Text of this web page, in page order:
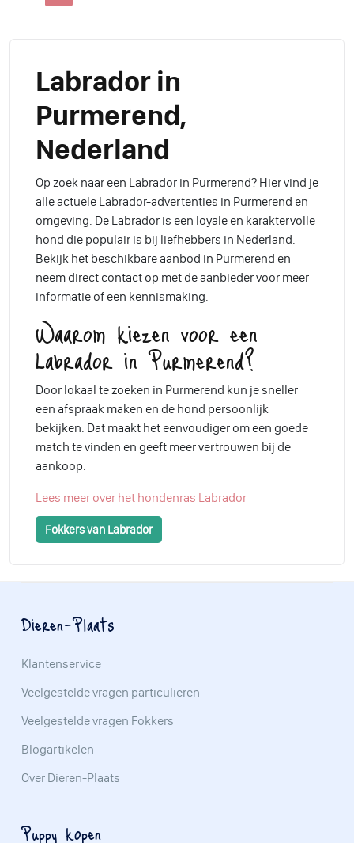
Labrador in
Purmerend,
Nederland
Op zoek naar een Labrador in Purmerend? Hier vind je
alle actuele Labrador-advertenties in Purmerend en
omgeving. De Labrador is een loyale en karaktervolle
hond die populair is bij liefhebbers in Nederland.
Bekijk het beschikbare aanbod in Purmerend en
neem direct contact op met de aanbieder voor meer
informatie of een kennismaking.
Waarom kiezen voor een
Labrador in Purmerend?
Door lokaal te zoeken in Purmerend kun je sneller
een afspraak maken en de hond persoonlijk
bekijken. Dat maakt het eenvoudiger om een goede
match te vinden en geeft meer vertrouwen bij de
aankoop.
Lees meer over het hondenras Labrador
Fokkers van Labrador
Dieren-Plaats
Klantenservice
Veelgestelde vragen particulieren
Veelgestelde vragen Fokkers
Blogartikelen
Over Dieren-Plaats
Puppy kopen